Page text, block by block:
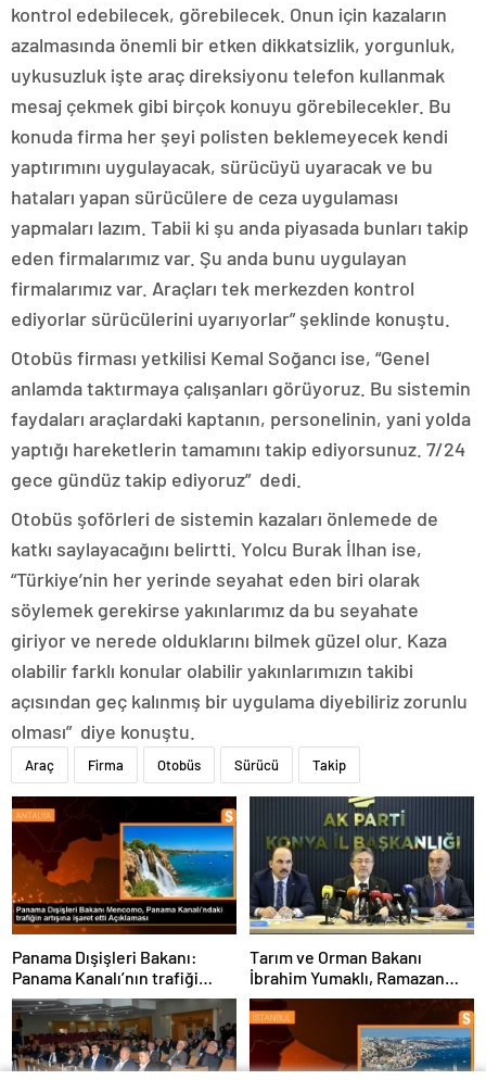
kontrol edebilecek, görebilecek. Onun için kazaların
azalmasında önemli bir etken dikkatsizlik, yorgunluk,
uykusuzluk işte araç direksiyonu telefon kullanmak
mesaj çekmek gibi birçok konuyu görebilecekler. Bu
konuda firma her şeyi polisten beklemeyecek kendi
yaptırımını uygulayacak, sürücüyü uyaracak ve bu
hataları yapan sürücülere de ceza uygulaması
yapmaları lazım. Tabii ki şu anda piyasada bunları takip
eden firmalarımız var. Şu anda bunu uygulayan
firmalarımız var. Araçları tek merkezden kontrol
ediyorlar sürücülerini uyarıyorlar” şeklinde konuştu.
Otobüs firması yetkilisi Kemal Soğancı ise, “Genel
anlamda taktırmaya çalışanları görüyoruz. Bu sistemin
faydaları araçlardaki kaptanın, personelinin, yani yolda
yaptığı hareketlerin tamamını takip ediyorsunuz. 7/24
gece gündüz takip ediyoruz” dedi.
Otobüs şoförleri de sistemin kazaları önlemede de
katkı saylayacağını belirtti. Yolcu Burak İlhan ise,
“Türkiye’nin her yerinde seyahat eden biri olarak
söylemek gerekirse yakınlarımız da bu seyahate
giriyor ve nerede olduklarını bilmek güzel olur. Kaza
olabilir farklı konular olabilir yakınlarımızın takibi
açısından geç kalınmış bir uygulama diyebiliriz zorunlu
olması” diye konuştu.
Araç Firma Otobüs Sürücü Takip
Panama Dışişleri Bakanı:
Panama Kanalı’nın trafiği
artıyor
Tarım ve Orman Bakanı
İbrahim Yumaklı, Ramazan
denetimlerini
sıklaştırdıklarını açıkladı